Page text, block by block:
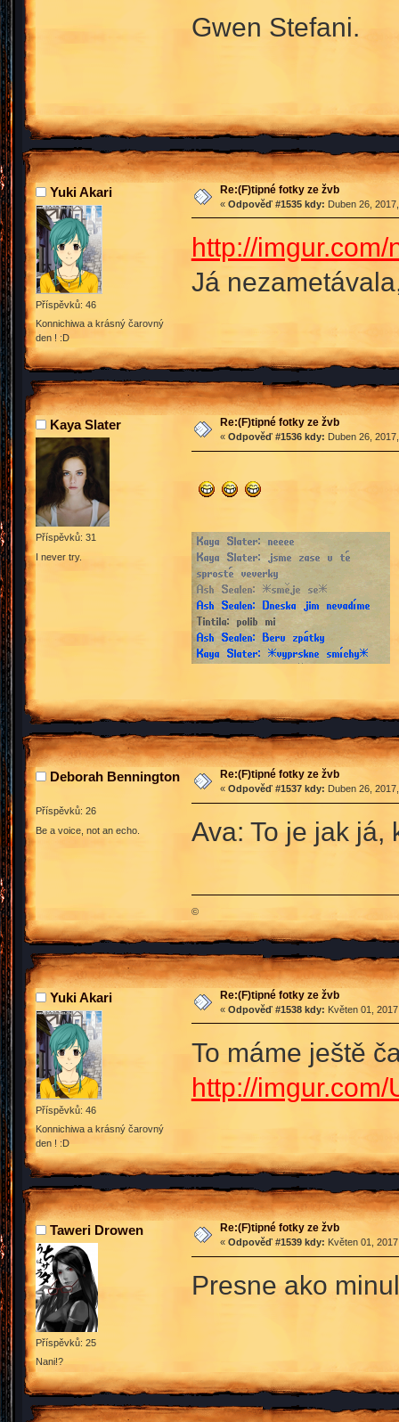
Gwen Stefani.
Yuki Akari
Příspěvků: 46
Konnichiwa a krásný čarovný
den ! :D
Re:(F)tipné fotky ze žvb
« Odpověď #1535 kdy: Duben 26,
http://imgur.com/
Já
Kaya Slater
Příspěvků: 31
I never try.
Re:(F)tipné fotky ze žvb
« Odpověď #1536 kdy: Duben 26,
Deborah Bennington
Příspěvků: 26
Be a voice, not an echo.
Re:(F)tipné fotky ze žvb
« Odpověď #1537 kdy: Duben 26,
Ava: To je jak
©
Yuki Akari
Příspěvků: 46
Konnichiwa a krásný čarovný
den ! :D
Re:(F)tipné fotky ze žvb
« Odpověď #1538 kdy: Květen 01,
To máme ještě
http://imgur.com/
Taweri Drowen
Příspěvků: 25
Nani!?
Re:(F)tipné fotky ze žvb
« Odpověď #1539 kdy: Květen 01,
Presne ako